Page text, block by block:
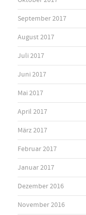
September 2017
August 2017
Juli 2017
Juni 2017
Mai 2017
April 2017
März 2017
Februar 2017
Januar 2017
Dezember 2016
November 2016